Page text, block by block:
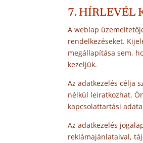
7. HÍRLEVÉL
A weblap
rendelkezéseket.
megállapítása sem,
kezeljük.
Az adatkezelés célja
nélkül leiratkozhat.
kapcsolattartási
Az adatkezelés
reklámajánlataival,